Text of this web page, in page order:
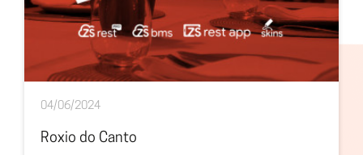
04/06/2024
Roxio do Canto